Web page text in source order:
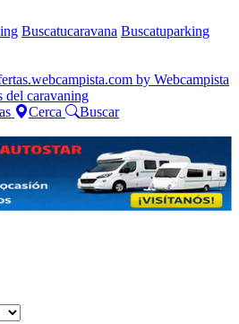
Buscatucaravana Buscatuparking
.webcampista.com by Webcampista
del caravaning
Cerca
Buscar